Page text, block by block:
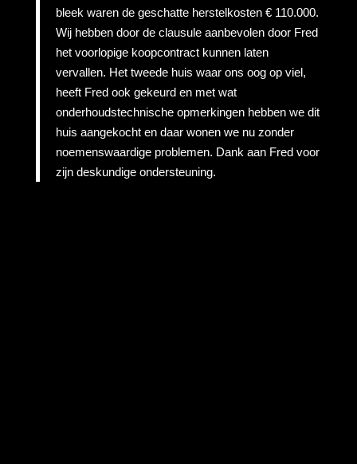
bleek waren de geschatte herstelkosten € 110.000.
Wij hebben door de clausule aanbevolen door Fred
het voorlopige koopcontract kunnen laten
vervallen. Het tweede huis waar ons oog op viel,
heeft Fred ook gekeurd en met wat
onderhoudstechnische opmerkingen hebben we dit
huis aangekocht en daar wonen we nu zonder
noemenswaardige problemen. Dank aan Fred voor
zijn deskundige ondersteuning.